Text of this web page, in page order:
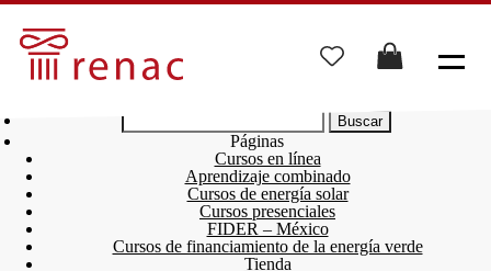
Buscar:
Páginas
Cursos en línea
Aprendizaje combinado
Cursos de energía solar
Cursos presenciales
FIDER – México
Cursos de financiamiento de la energía verde
Tienda